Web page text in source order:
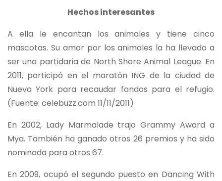
Hechos interesantes
A ella le encantan los animales y tiene cinco
mascotas. Su amor por los animales la ha llevado a
ser una partidaria de North Shore Animal League. En
2011, participó en el maratón ING de la ciudad de
Nueva York para recaudar fondos para el refugio.
(Fuente: celebuzz.com 11/11/2011)
En 2002, Lady Marmalade trajo Grammy Award a
Mya. También ha ganado otros 26 premios y ha sido
nominada para otros 67.
En 2009, ocupó el segundo puesto en Dancing With